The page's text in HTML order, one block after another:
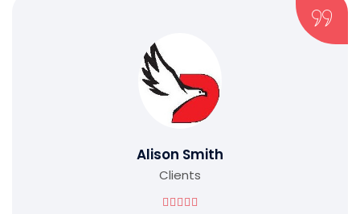
Alison Smith
Clients
    